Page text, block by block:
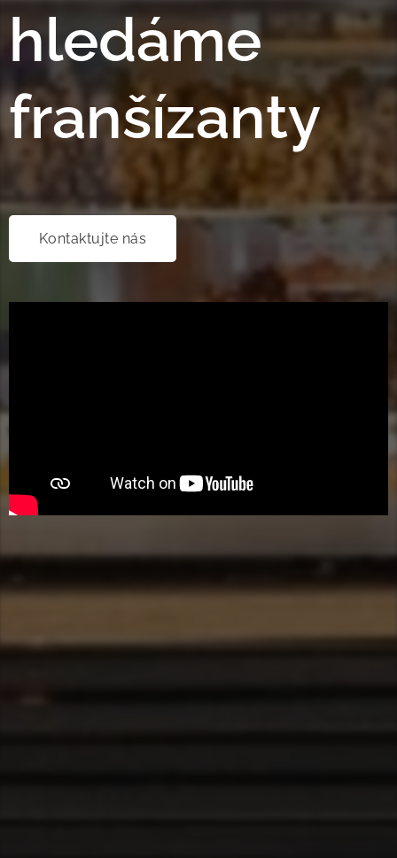
hledáme
franšízanty
Kontaktujte nás